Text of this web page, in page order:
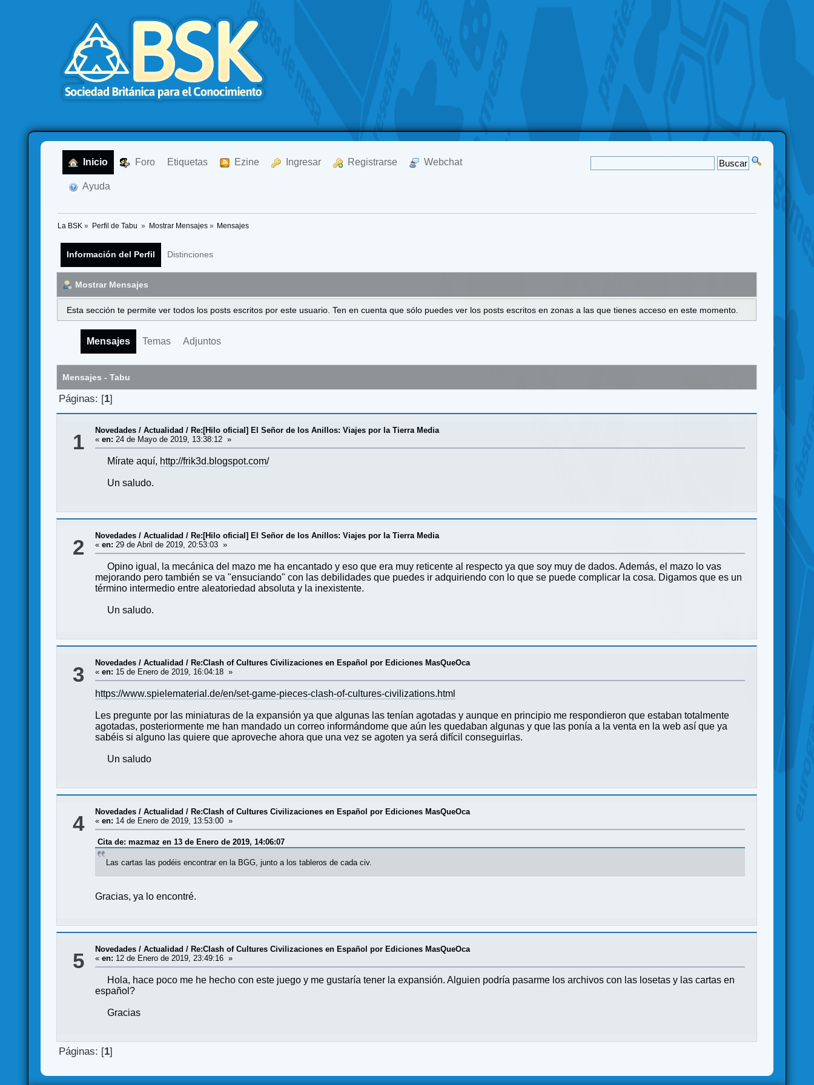
Inicio Foro Etiquetas Ezine Ingresar Registrarse Webchat
Ayuda
La BSK » Perfil de Tabu » Mostrar Mensajes» Mensajes
Información del Perfil Distinciones
Mostrar Mensajes
Esta sección te permite ver todos los posts escritos por este usuario. Ten en cuenta que sólo puedes ver los posts escritos en zonas a las que tienes acceso en este momento.
Mensajes Temas Adjuntos
Mensajes - Tabu
Páginas: [1]
1 Novedades / Actualidad / Re:[Hilo oficial] El Señor de los Anillos: Viajes por la Tierra Media
«en: 24 de Mayo de 2019, 13:38:12 »
Mírate aquí, http://frik3d.blogspot.com/
Un saludo.
2 Novedades / Actualidad / Re:[Hilo oficial] El Señor de los Anillos: Viajes por la Tierra Media
«en: 29 de Abril de 2019, 20:53:03 »
Opino igual, la mecánica del mazo me ha encantado y eso que era muy reticente al respecto ya que soy muy de dados. Además, el mazo lo vas
mejorando pero también se va "ensuciando" con las debilidades que puedes ir adquiriendo con lo que se puede complicar la cosa. Digamos que es un
término intermedio entre aleatoriedad absoluta y la inexistente.
Un saludo.
3 Novedades / Actualidad / Re:Clash of Cultures Civilizaciones en Español por Ediciones MasQueOca
«en: 15 de Enero de 2019, 16:04:18 »
https://www.spielematerial.de/en/set-game-pieces-clash-of-cultures-civilizations.html
Les pregunte por las miniaturas de la expansión ya que algunas las tenían agotadas y aunque en principio me respondieron que estaban totalmente
agotadas, posteriormente me han mandado un correo informándome que aún les quedaban algunas y que las ponía a la venta en la web así que ya
sabéis si alguno las quiere que aproveche ahora que una vez se agoten ya será difícil conseguirlas.
Un saludo
4 Novedades / Actualidad / Re:Clash of Cultures Civilizaciones en Español por Ediciones MasQueOca
«en: 14 de Enero de 2019, 13:53:00 »
Cita de: mazmaz en 13 de Enero de 2019, 14:06:07
Las cartas las podéis encontrar en la BGG, junto a los tableros de cada civ.
Gracias, ya lo encontré.
5 Novedades / Actualidad / Re:Clash of Cultures Civilizaciones en Español por Ediciones MasQueOca
«en: 12 de Enero de 2019, 23:49:16 »
Hola, hace poco me he hecho con este juego y me gustaría tener la expansión. Alguien podría pasarme los archivos con las losetas y las cartas en
español?
Gracias
Páginas: [1]